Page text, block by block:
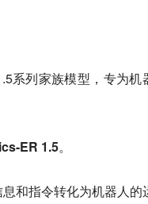
系列家族模型，专为机
ER 1.5。
和指令转化为机器人的